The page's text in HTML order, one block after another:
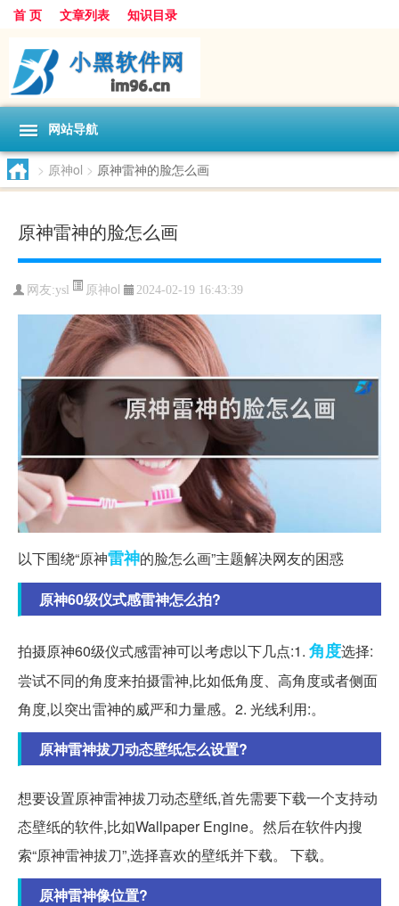
首 页 文章列表 知识目录
网站导航
> 原神ol > 原神雷神的脸怎么画
原神雷神的脸怎么画
网友:ysl 原神ol 2024-02-19 16:43:39
以下围绕“原神雷神的脸怎么画”主题解决网友的困惑
原神60级仪式感雷神怎么拍?
拍摄原神60级仪式感雷神可以考虑以下几点:1. 角度选择:
尝试不同的角度来拍摄雷神,比如低角度、高角度或者侧面
角度,以突出雷神的威严和力量感。2. 光线利用:。
原神雷神拔刀动态壁纸怎么设置?
想要设置原神雷神拔刀动态壁纸,首先需要下载一个支持动
态壁纸的软件,比如Wallpaper Engine。然后在软件内搜
索“原神雷神拔刀”,选择喜欢的壁纸并下载。 下载。
原神雷神像位置?